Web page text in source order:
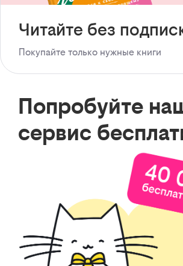
Читайте без
Покупайте только нужные книги
Попробуйте
сервис